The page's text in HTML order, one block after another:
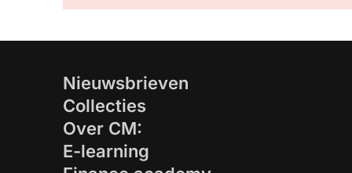
Nieuwsbrieven
Collecties
Over CM:
E-learning